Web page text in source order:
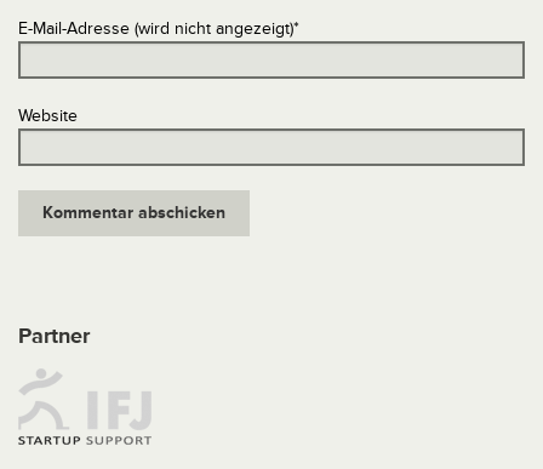
E-Mail-Adresse (wird nicht angezeigt)*
Website
Partner